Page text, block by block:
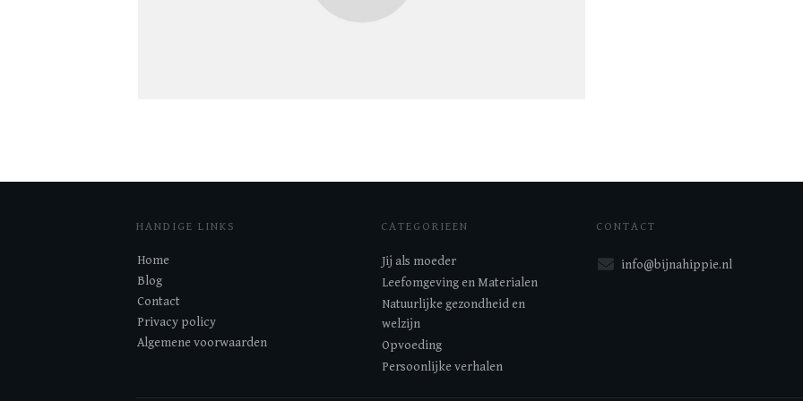
HANDIGE LINKS
Home
Blog
Contact
Privacy policy
Algemene voorwaarden
CATEGORIEEN
Jij als moeder
Leefomgeving en Materialen
Natuurlijke gezondheid en
welzijn
Opvoeding
Persoonlijke verhalen
CONTACT
info@bijnahippie.nl